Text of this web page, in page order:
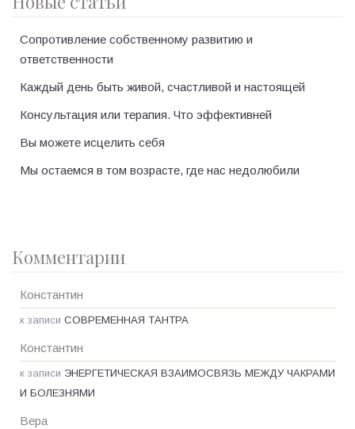
Сопротивление собственному развитию и
ответственности
Каждый день быть живой, счастливой и настоящей
Консультация или терапия. Что эффективней
Вы можете исцелить себя
Мы остаемся в том возрасте, где нас недолюбили
Комментарии
Константин
к записи СОВРЕМЕННАЯ ТАНТРА
Константин
к записи ЭНЕРГЕТИЧЕСКАЯ ВЗАИМОСВЯЗЬ МЕЖДУ ЧАКРАМИ
И БОЛЕЗНЯМИ
Вера